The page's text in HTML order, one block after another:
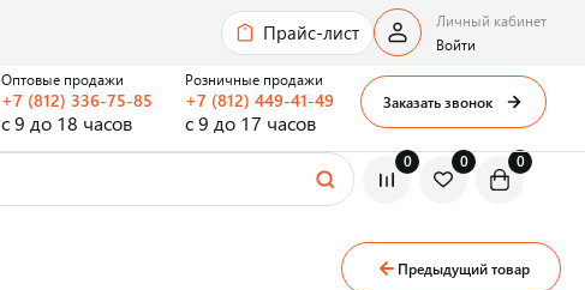
Прайс-лист
0 0 0
Оптовые продажи
+7 (812) 336-75-85
с 9 до 18 часов
Розничные продажи
+7 (812) 449-41-49
с 9 до 17 часов
Заказать звонок
Личный кабинет
Войти
Предыдущий товар